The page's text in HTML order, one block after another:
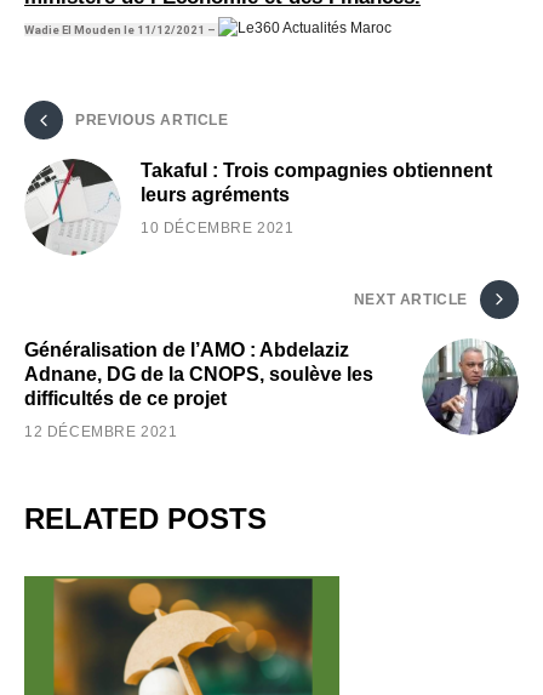
Wadie El Mouden le 11/12/2021 –
PREVIOUS ARTICLE
Takaful : Trois compagnies obtiennent
leurs agréments
10 DÉCEMBRE 2021
NEXT ARTICLE
Généralisation de l’AMO : Abdelaziz
Adnane, DG de la CNOPS, soulève les
difficultés de ce projet
12 DÉCEMBRE 2021
RELATED POSTS